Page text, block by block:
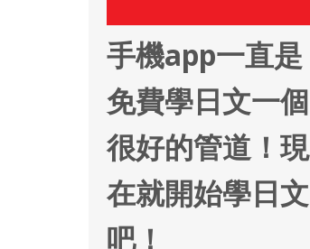
手機app一直是
免費學日文一個
很好的管道！現
在就開始學日文
吧！